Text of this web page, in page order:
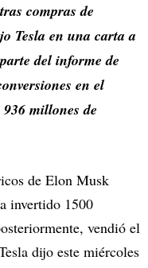
compras de
Tesla en una carta a
del informe de
en el
millones de
de Elon Musk
invertido 1500
vendió el
dijo este miércoles